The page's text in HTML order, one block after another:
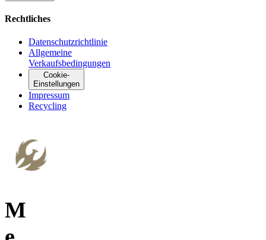
Rechtliches
Datenschutzrichtlinie
Allgemeine
Verkaufsbedingungen
Cookie-
Einstellungen
Impressum
Recycling
M